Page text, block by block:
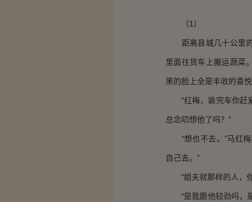
（1）
距离县城几十公里的
里面往货车上搬运蔬菜
黑的脸上全是丰收的喜悦
“红梅，装完车你赶紧
总念叨想他了吗？”
“想也不去。”马红梅
自己去。”
“姐夫就那样的人，你
“是我跟他较劲吗，是